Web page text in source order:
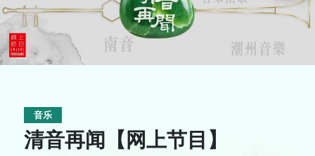
主页
音乐
清音再闻【网上节目】